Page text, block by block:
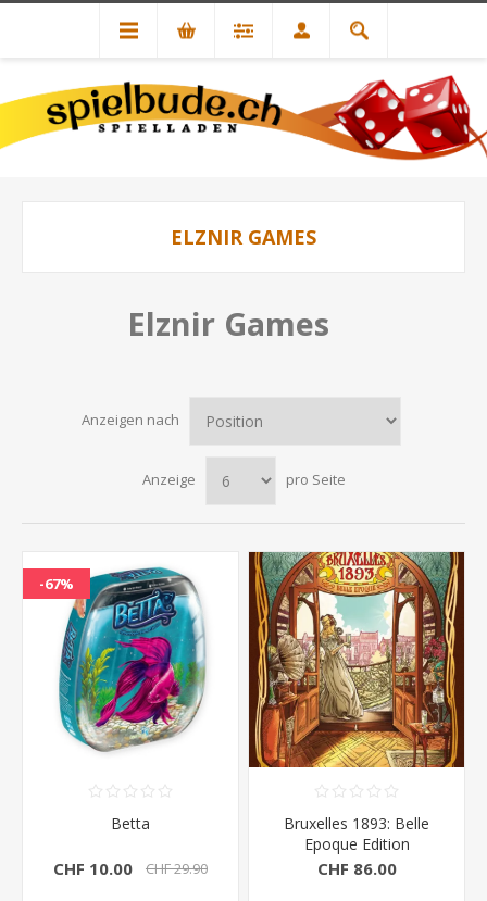
ELZNIR GAMES
Elznir Games
Anzeigen nach
Anzeige pro Seite
-67%
Betta
CHF 10.00 CHF 29.90
Bruxelles 1893: Belle
Epoque Edition
CHF 86.00